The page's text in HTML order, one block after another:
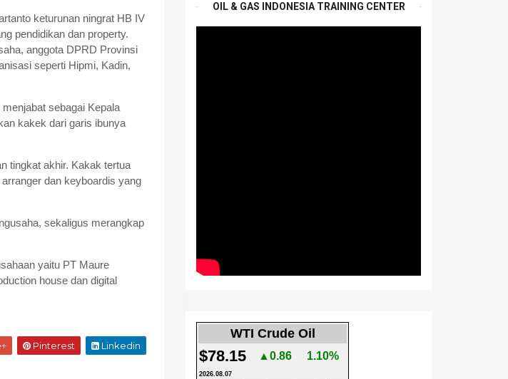
keturunan ningrat HB IV
pendidikan dan property.
anggota DPRD Provinsi
seperti Hipmi, Kadin,
sebagai Kepala
kakek dari garis ibunya
tingkat akhir. Kakak tertua
dan keyboardis yang
sekaligus merangkap
yaitu PT Maure
house dan digital
Pinterest Linkedin
OIL & GAS INDONESIA TRAINING CENTER
WTI Crude Oil
$78.15 ▲0.86 1.10%
2026.08.07